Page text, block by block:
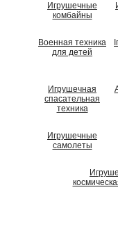
Игрушечные
комбайны
Военная техника
для детей
Игрушечная
спасательная
техника
Игрушечные
самолеты